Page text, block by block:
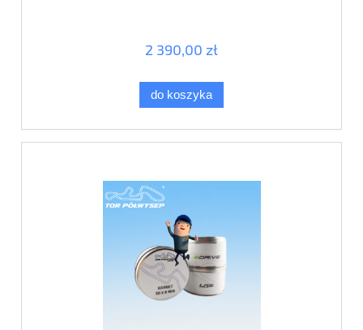
2 390,00 zł
do koszyka